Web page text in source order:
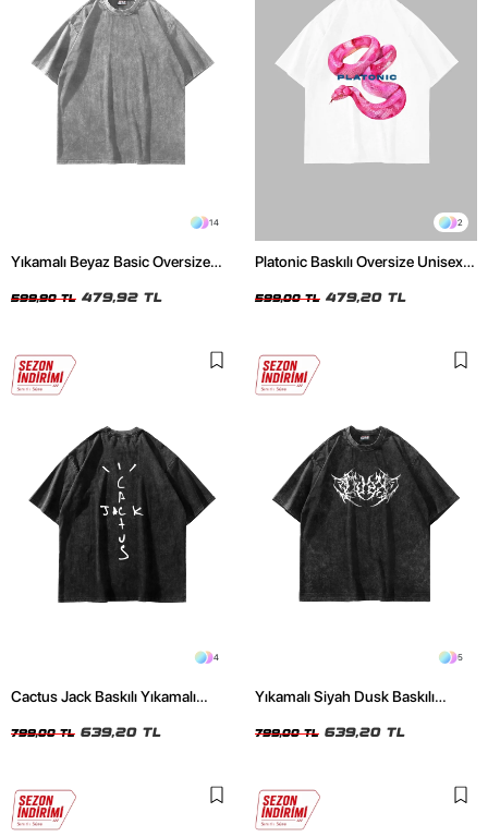
14
Yıkamalı Beyaz Basic Oversize
599,90 TL 479,92 TL
2
Platonic Baskılı Oversize Unisex
599,00 TL 479,20 TL
4
Cactus Jack Baskılı Yıkamalı
799,00 TL 639,20 TL
5
Yıkamalı Siyah Dusk Baskılı
799,00 TL 639,20 TL